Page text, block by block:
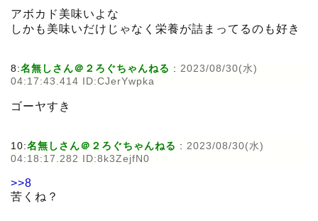
アボカド美味いよな
しかも美味いだけじゃなく栄養が詰まってるのも好き
8:名無しさん＠２ろぐちゃんねる : 2023/08/30(水)
04:17:43.414 ID:CJerYwpka
ゴーヤすき
10:名無しさん＠２ろぐちゃんねる : 2023/08/30(水)
04:18:17.282 ID:8k3ZejfN0
>>8
苦くね？